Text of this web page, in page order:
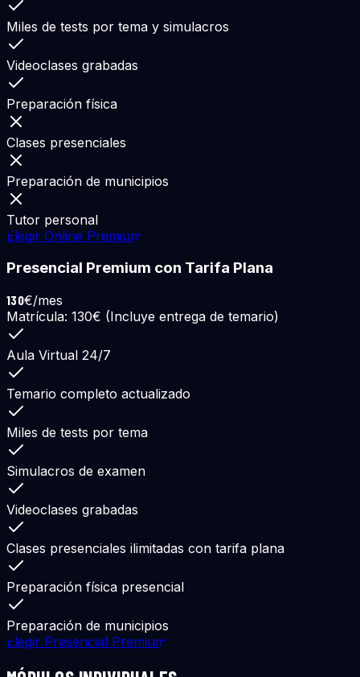
Miles de tests por tema y simulacros
Videoclases grabadas
Preparación física
Clases presenciales
Preparación de municipios
Tutor personal
Elegir Online Premium
Presencial Premium con Tarifa Plana
130€/mes
Matrícula: 130€ (Incluye entrega de temario)
Aula Virtual 24/7
Temario completo actualizado
Miles de tests por tema
Simulacros de examen
Videoclases grabadas
Clases presenciales ilimitadas con tarifa plana
Preparación física presencial
Preparación de municipios
Elegir Presencial Premium